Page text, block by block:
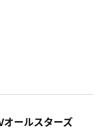
オールスターズ